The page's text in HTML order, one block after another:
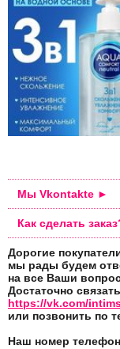
Мы Vkontakte ►
Как сделать
Дорогие
мы рады будем
на все Ваши
Достаточно
https://vk.com/
или позвонить по
Наш номер